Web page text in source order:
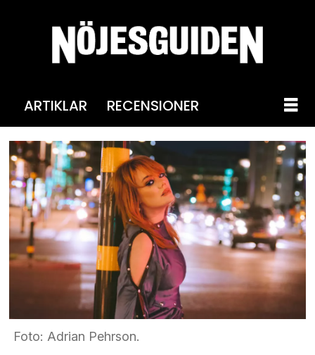
ARTIKLAR RECENSIONER
Foto: Adrian Pehrson.